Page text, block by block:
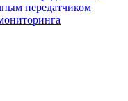
передатчиком